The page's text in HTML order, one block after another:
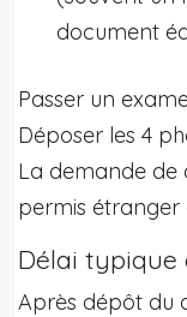
document
Passer un
Déposer les 4
La demande de
permis étranger
Délai typique
Après dépôt du